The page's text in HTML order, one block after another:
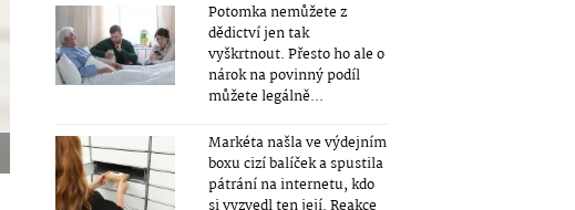
Potomka nemůžete z
dědictví jen tak
vyškrtnout. Přesto ho ale o
nárok na povinný podíl
můžete legálně...
Markéta našla ve výdejním
boxu cizí balíček a spustila
pátrání na internetu, kdo